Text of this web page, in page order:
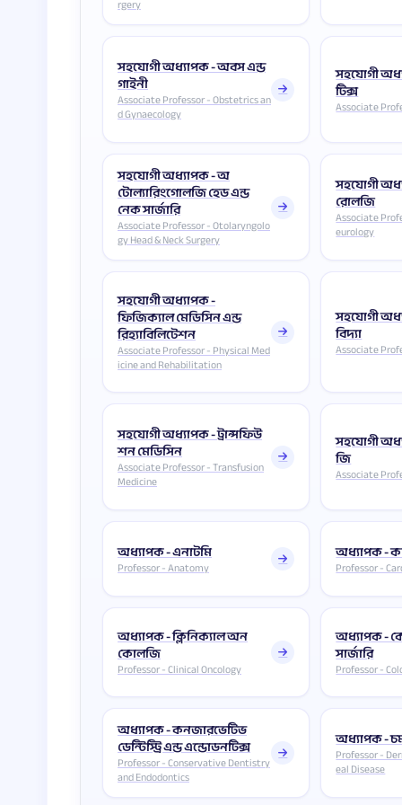
rgery
সহযোগী অধ্যাপক - অবস এন্ড
গাইনী
Associate Professor - Obstetrics an
d Gynaecology
সহযোগী
টিক্স
Associate
সহযোগী অধ্যাপক - অ
টোল্যারিংগোলজি হেড এন্ড
নেক সার্জারি
Associate Professor - Otolaryngolo
gy Head & Neck Surgery
সহযোগী
রোলজি
Associate
eurology
সহযোগী অধ্যাপক -
ফিজিক্যাল মেডিসিন এন্ড
রিহ্যাবিলিটেশন
Associate Professor - Physical Med
icine and Rehabilitation
সহযোগী
বিদ্যা
Associate
সহযোগী অধ্যাপক - ট্রান্সফিউ
শন মেডিসিন
Associate Professor - Transfusion
Medicine
সহযোগী
জি
Associate
অধ্যাপক - এনাটমি
Professor - Anatomy
অধ্যাপক -
Professor -
অধ্যাপক - ক্লিনিক্যাল অন
কোলজি
Professor - Clinical Oncology
অধ্যাপক -
সার্জারি
Professor -
অধ্যাপক - কনজারভেটিভ
ডেন্টিস্ট্রি এন্ড এন্ডোডনটিক্স
Professor - Conservative Dentistry
and Endodontics
অধ্যাপক -
Professor -
eal Disease